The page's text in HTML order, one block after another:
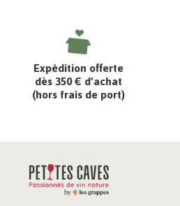
Expédition offerte
dès 350 € d’achat
(hors frais de port)